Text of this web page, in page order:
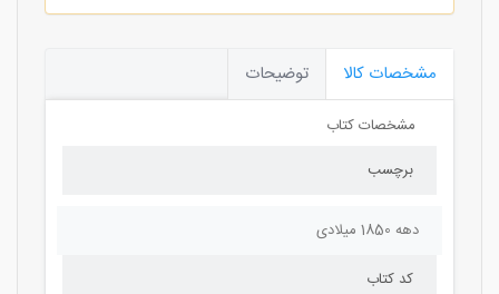
مشخصات کالا توضیحات
مشخصات کتاب
برچسب
دهه 1850 میلادی
کد کتاب